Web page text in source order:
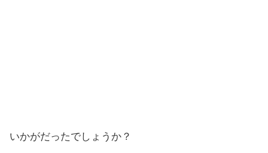
いかがだったでしょうか？